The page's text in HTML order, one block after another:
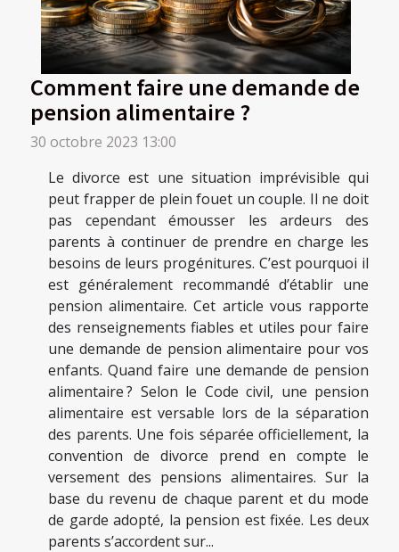
Comment faire une demande de
pension alimentaire ?
30 octobre 2023 13:00
Le divorce est une situation imprévisible qui
peut frapper de plein fouet un couple. Il ne doit
pas cependant émousser les ardeurs des
parents à continuer de prendre en charge les
besoins de leurs progénitures. C’est pourquoi il
est généralement recommandé d’établir une
pension alimentaire. Cet article vous rapporte
des renseignements fiables et utiles pour faire
une demande de pension alimentaire pour vos
enfants. Quand faire une demande de pension
alimentaire ? Selon le Code civil, une pension
alimentaire est versable lors de la séparation
des parents. Une fois séparée officiellement, la
convention de divorce prend en compte le
versement des pensions alimentaires. Sur la
base du revenu de chaque parent et du mode
de garde adopté, la pension est fixée. Les deux
parents s’accordent sur...